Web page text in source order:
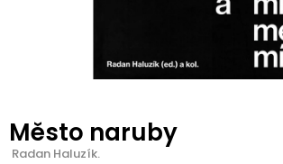
Město naruby
Radan Haluzík.